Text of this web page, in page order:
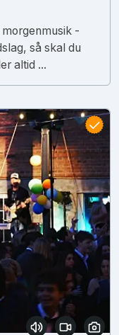
-
så skal du
altid ...